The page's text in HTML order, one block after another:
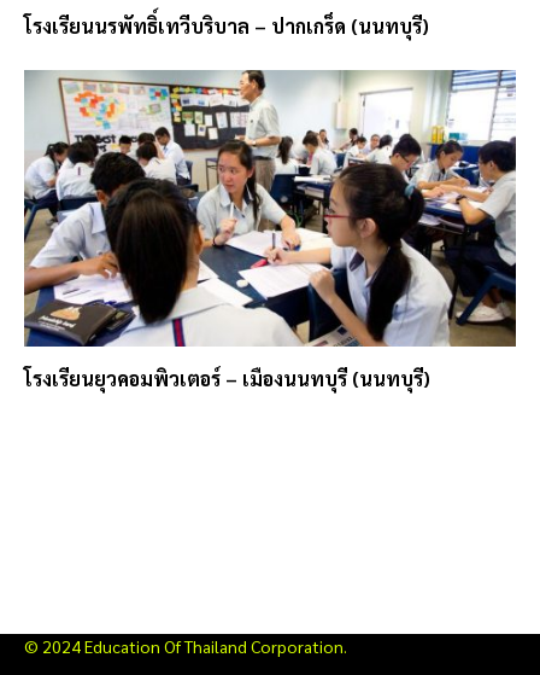
โรงเรียนนรพัทธิ์เทวีบริบาล – ปากเกร็ด (นนทบุรี)
โรงเรียนยุวคอมพิวเตอร์ – เมืองนนทบุรี (นนทบุรี)
© 2024 Education Of Thailand Corporation.